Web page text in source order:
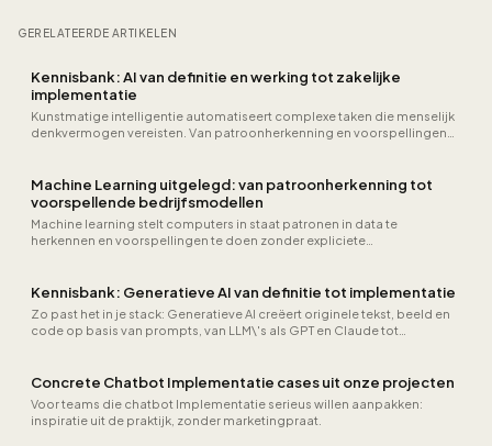
GERELATEERDE ARTIKELEN
Kennisbank: AI van definitie en werking tot zakelijke
implementatie
Kunstmatige intelligentie automatiseert complexe taken die menselijk
denkvermogen vereisten. Van patroonherkenning en voorspellingen
Machine Learning uitgelegd: van patroonherkenning tot
voorspellende bedrijfsmodellen
Machine learning stelt computers in staat patronen in data te
herkennen en voorspellingen te doen zonder expliciete
Kennisbank: Generatieve AI van definitie tot implementatie
Zo past het in je stack: Generatieve AI creëert originele tekst, beeld en
code op basis van prompts, van LLM\'s als GPT en Claude tot
Concrete Chatbot Implementatie cases uit onze projecten
Voor teams die chatbot Implementatie serieus willen aanpakken:
inspiratie uit de praktijk, zonder marketingpraat.